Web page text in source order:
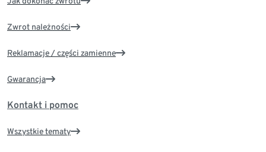
Zwrot należności
Reklamacje / części zamienne
Gwarancja
Kontakt i pomoc
Wszystkie tematy